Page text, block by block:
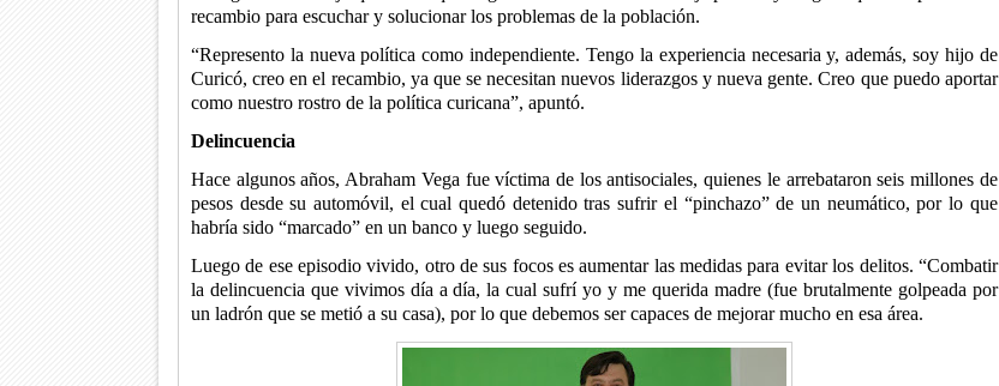
recambio para escuchar y solucionar los problemas de la población.
“Represento la nueva política como independiente. Tengo la experiencia necesaria y, además, soy hijo de
Curicó, creo en el recambio, ya que se necesitan nuevos liderazgos y nueva gente. Creo que puedo aportar
como nuestro rostro de la política curicana”, apuntó.
Delincuencia
Hace algunos años, Abraham Vega fue víctima de los antisociales, quienes le arrebataron seis millones de
pesos desde su automóvil, el cual quedó detenido tras sufrir el “pinchazo” de un neumático, por lo que
habría sido “marcado” en un banco y luego seguido.
Luego de ese episodio vivido, otro de sus focos es aumentar las medidas para evitar los delitos. “Combatir
la delincuencia que vivimos día a día, la cual sufrí yo y me querida madre (fue brutalmente golpeada por
un ladrón que se metió a su casa), por lo que debemos ser capaces de mejorar mucho en esa área.